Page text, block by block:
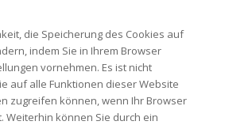
die Speicherung des Cookies auf
indem Sie in Ihrem Browser
vornehmen. Es ist nicht
auf alle Funktionen dieser Website
zugreifen können, wenn Ihr Browser
Weiterhin können Sie durch ein